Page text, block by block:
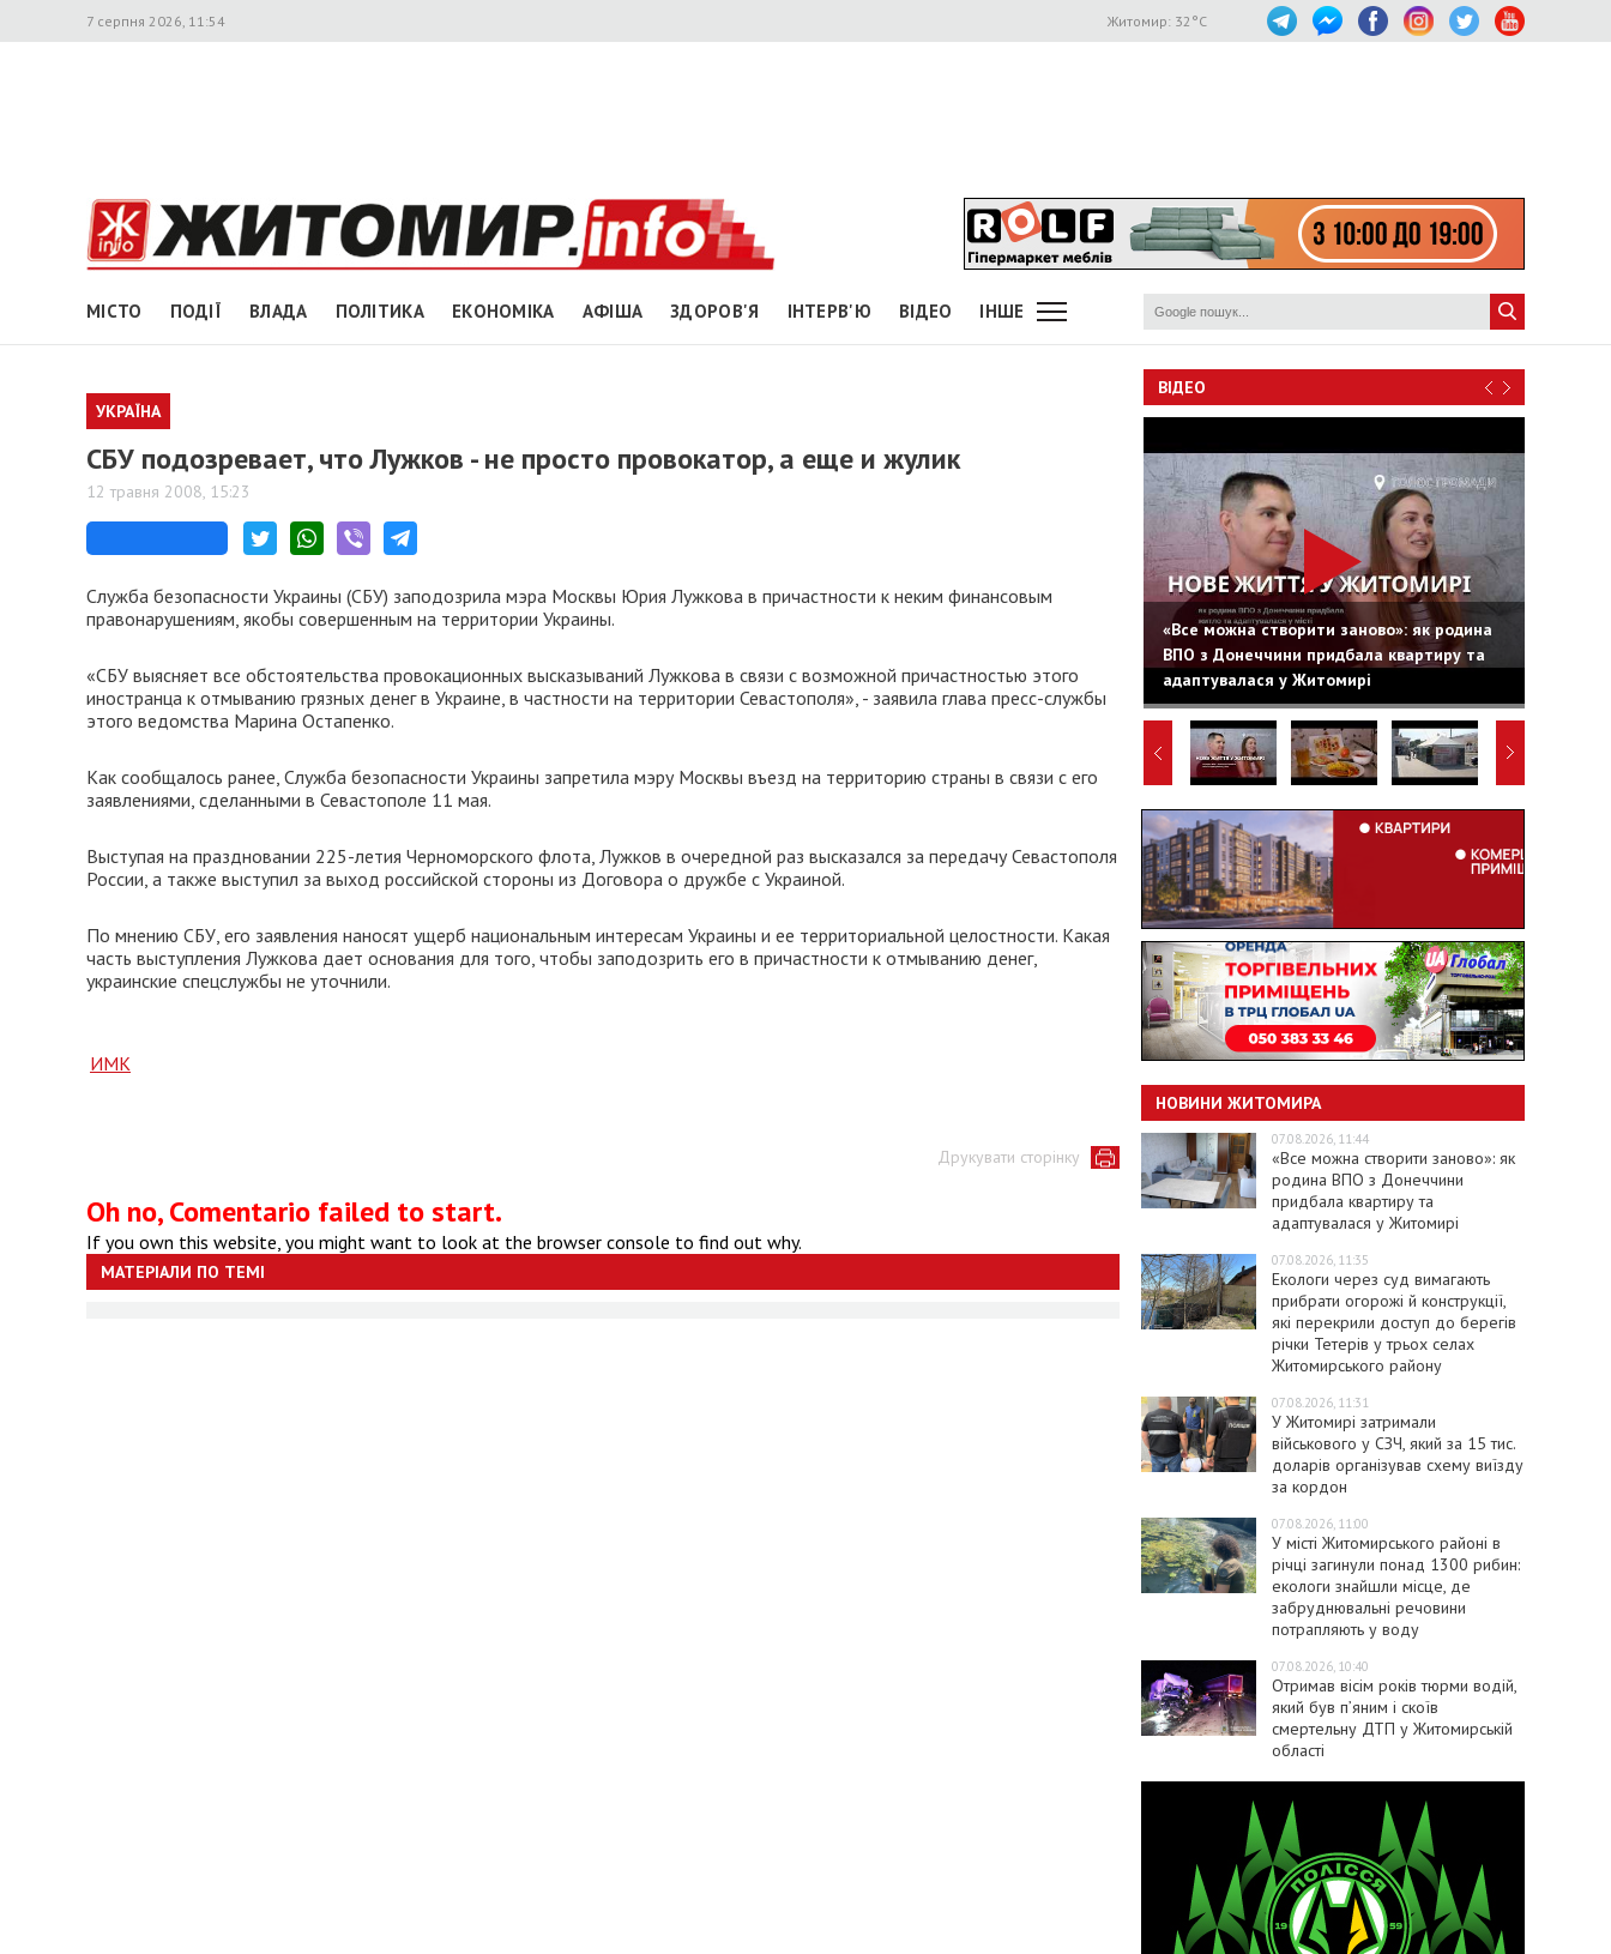
7 серпня 2026, 11:54 Житомир: 32 °C
МІСТО ПОДІЇ ВЛАДА ПОЛІТИКА ЕКОНОМІКА АФІША ЗДОРОВ'Я ІНТЕРВ'Ю ВІДЕО ІНШЕ
УКРАЇНА
СБУ подозревает, что Лужков - не просто провокатор, а еще и жулик
12 травня 2008, 15:23
Служба безопасности Украины (СБУ) заподозрила мэра Москвы Юрия Лужкова в причастности к неким финансовым
правонарушениям, якобы совершенным на территории Украины.
«СБУ выясняет все обстоятельства провокационных высказываний Лужкова в связи с возможной причастностью этого
иностранца к отмыванию грязных денег в Украине, в частности на территории Севастополя», - заявила глава пресс-службы
этого ведомства Марина Остапенко.
Как сообщалось ранее, Служба безопасности Украины запретила мэру Москвы въезд на территорию страны в связи с его
заявлениями, сделанными в Севастополе 11 мая.
Выступая на праздновании 225-летия Черноморского флота, Лужков в очередной раз высказался за передачу Севастополя
России, а также выступил за выход российской стороны из Договора о дружбе с Украиной.
По мнению СБУ, его заявления наносят ущерб национальным интересам Украины и ее территориальной целостности. Какая
часть выступления Лужкова дает основания для того, чтобы заподозрить его в причастности к отмыванию денег,
украинские спецслужбы не уточнили.
ИМК
Друкувати сторінку
Oh no, Comentario failed to start.
If you own this website, you might want to look at the browser console to find out why.
МАТЕРІАЛИ ПО ТЕМІ
ВІДЕО
«Все можна створити заново»: як родина
ВПО з Донеччини придбала квартиру та
адаптувалася у Житомирі
НОВИНИ ЖИТОМИРА
07.08.2026, 11:44
«Все можна створити заново»: як
родина ВПО з Донеччини
придбала квартиру та
адаптувалася у Житомирі
07.08.2026, 11:35
Екологи через суд вимагають
прибрати огорожі й конструкції,
які перекрили доступ до берегів
річки Тетерів у трьох селах
Житомирського району
07.08.2026, 11:31
У Житомирі затримали
військового у СЗЧ, який за 15 тис.
доларів організував схему виїзду
за кордон
07.08.2026, 11:00
У місті Житомирського районі в
річці загинули понад 1300 рибин:
екологи знайшли місце, де
забруднювальні речовини
потрапляють у воду
07.08.2026, 10:40
Отримав вісім років тюрми водій,
який був п’яним і скоїв
смертельну ДТП у Житомирській
області